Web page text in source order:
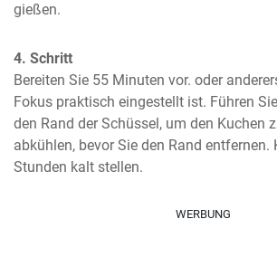
gießen.
4. Schritt
Bereiten Sie 55 Minuten vor. oder
Fokus praktisch eingestellt ist. Führen
den Rand der Schüssel, um den Kuchen
abkühlen, bevor Sie den Rand entfernen.
Stunden kalt stellen.
WERBUNG